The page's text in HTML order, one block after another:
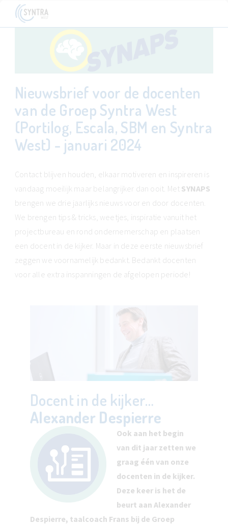
Nieuwsbrief voor de docenten
van de Groep Syntra West
(Portilog, Escala, SBM en Syntra
West) - januari 2024
Contact blijven houden, elkaar motiveren en inspireren is
vandaag moeilijk maar belangrijker dan ooit. Met SYNAPS
brengen we drie jaarlijks nieuws voor en door docenten.
We brengen tips & tricks, weetjes, inspiratie vanuit het
projectbureau en rond ondernemerschap en plaatsen
een docent in de kijker. Maar in deze eerste nieuwsbrief
zeggen we voornamelijk bedankt. Bedankt docenten
voor alle extra inspanningen de afgelopen periode!
Docent in de kijker…
Alexander Despierre
Ook aan het begin
van dit jaar zetten we
graag één van onze
docenten in de kijker.
Deze keer is het de
beurt aan Alexander
Despierre, taalcoach Frans bij de Groep